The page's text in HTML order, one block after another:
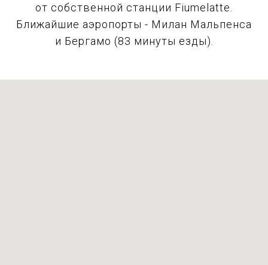
от собственной станции Fiumelatte.
Ближайшие аэропорты - Милан Мальпенса
и Бергамо (83 минуты езды).